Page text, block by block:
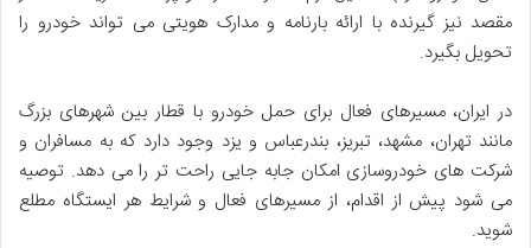
مقصد نیز گیرنده با ارائه بارنامه و مدارک هویتی می تواند خودرو را
تحویل بگیرد.
در ایران، مسیرهای فعال برای حمل خودرو با قطار بین شهرهای بزرگ
مانند تهران، مشهد، تبریز، بندرعباس و یزد وجود دارد که به مسافران و
شرکت های خودروسازی امکان جابه جایی راحت تر را می دهد. توصیه
می شود پیش از اقدام، از مسیرهای فعال و شرایط هر ایستگاه مطلع
شوید.